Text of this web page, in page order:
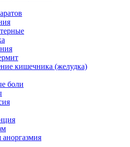
кишечника (желудка)
боли
аноргазмия